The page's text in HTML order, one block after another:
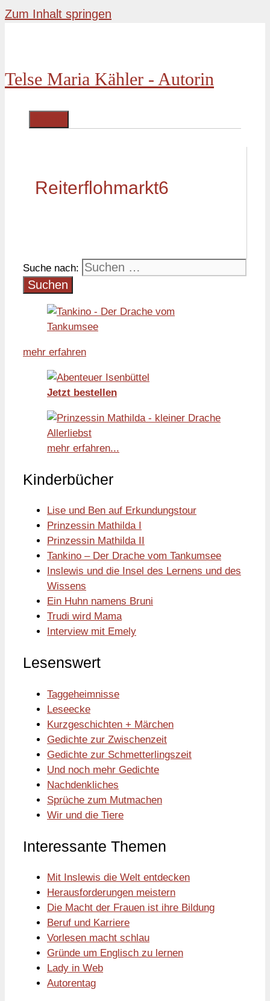
Zum Inhalt springen
Telse Maria Kähler - Autorin
Reiterflohmarkt6
Suche nach:
mehr erfahren
Jetzt bestellen
mehr erfahren...
Kinderbücher
Lise und Ben auf Erkundungstour
Prinzessin Mathilda I
Prinzessin Mathilda II
Tankino – Der Drache vom Tankumsee
Inslewis und die Insel des Lernens und des
Wissens
Ein Huhn namens Bruni
Trudi wird Mama
Interview mit Emely
Lesenswert
Taggeheimnisse
Leseecke
Kurzgeschichten + Märchen
Gedichte zur Zwischenzeit
Gedichte zur Schmetterlingszeit
Und noch mehr Gedichte
Nachdenkliches
Sprüche zum Mutmachen
Wir und die Tiere
Interessante Themen
Mit Inslewis die Welt entdecken
Herausforderungen meistern
Die Macht der Frauen ist ihre Bildung
Beruf und Karriere
Vorlesen macht schlau
Gründe um Englisch zu lernen
Lady in Web
Autorentag